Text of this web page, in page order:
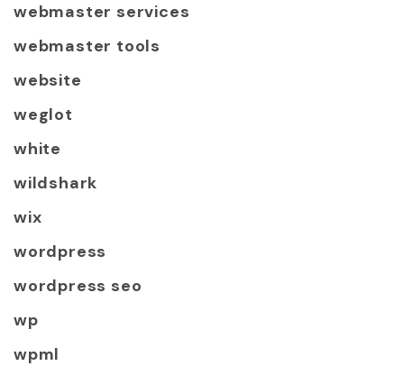
webmaster services
webmaster tools
website
weglot
white
wildshark
wix
wordpress
wordpress seo
wp
wpml